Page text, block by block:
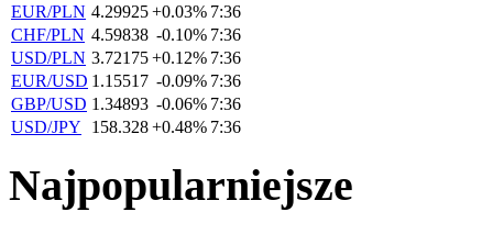
EUR/PLN 4.29925+0.03% 7:36
CHF/PLN 4.59838 -0.10% 7:36
USD/PLN 3.72175+0.12% 7:36
EUR/USD 1.15517 -0.09% 7:36
GBP/USD 1.34893 -0.06% 7:36
USD/JPY
158.328+0.48% 7:36
Najpopularniejsze